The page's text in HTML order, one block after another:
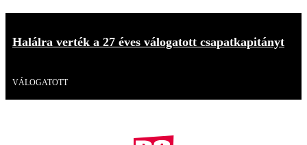
Halálra verték a 27 éves válogatott csapatkapitányt
VÁLOGATOTT